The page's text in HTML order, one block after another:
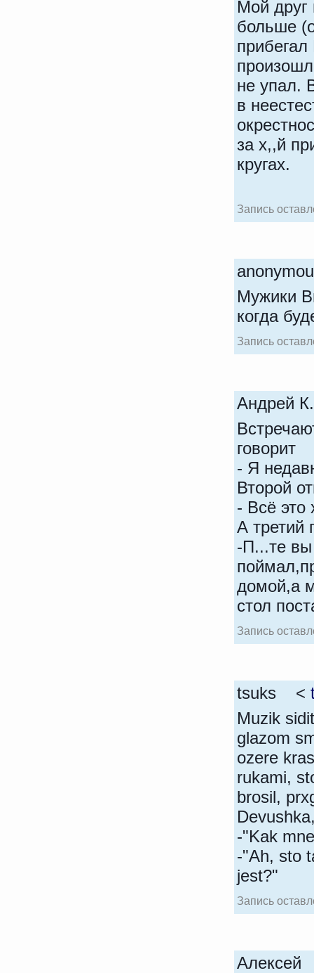
Мой друг
больше
не упал.
в
за х,,й
кругах.
Запись
Мужики
когда
Запись
Андрей
говорит
- Я
Второй
- Всё это
А третий
-П...те вы
домой,а
стол
Запись
tsuks <
Muzik
glazom
ozere
rukami,
brosil,
-"Kak
-"Ah, sto
jest?"
Запись